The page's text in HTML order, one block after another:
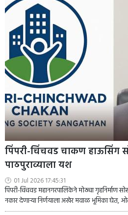
पिंपरी-चिंचवड चाकण हाऊसिंग
पाठपुराव्याला यश
01 Jul 2026 17:45:31
पिंपरी-चिंचवड महानगरपालिकेने मोठ्या
नकार देणाऱ्या निर्णयाला अखेर मवाळ भूमिका घेत,